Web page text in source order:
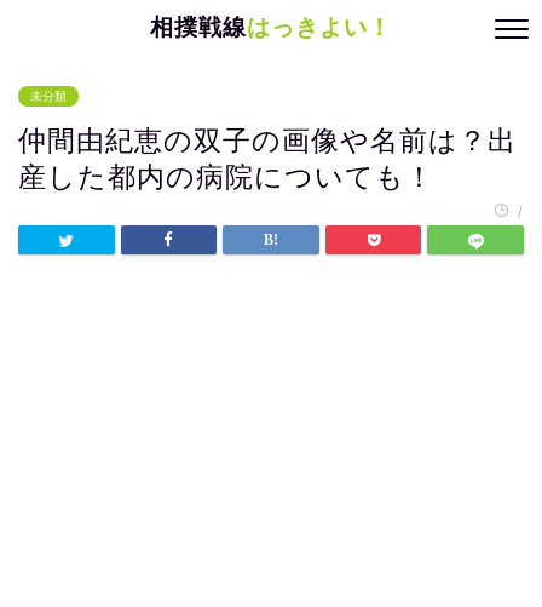
相撲戦線はっきよい！
未分類
仲間由紀恵の双子の画像や名前は？出
産した都内の病院についても！
/